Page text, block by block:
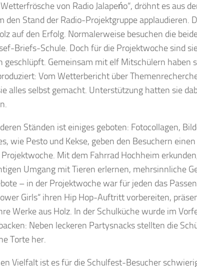
von Radio Jalapeńo“, dröhnt es aus
den Stand der Radio-Projektgruppe applaudieren.
auf den Erfolg. Normalerweise besuchen die
Briefs-Schule. Doch für die Projektwoche sind
geschlüpft. Gemeinsam mit elf Mitschülern haben
Vom Wetterbericht über
alles selbst gemacht. Unterstützung hatten sie
Ständen ist einiges geboten: Fotocollagen,
wie Pesto und Kekse, geben den Besuchern
Mit dem Fahrrad Hochheim
Umgang mit Tieren erlernen, mehrsinnliche
– in der Projektwoche war für jeden das
Girls“ ihren Hip Hop-Auftritt vorbereiten,
Werke aus Holz. In der Schulküche wurde im
Neben leckeren Partysnacks stellten die
Torte her.
Vielfalt ist es für die Schulfest-Besucher